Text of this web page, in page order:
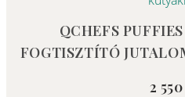
QCHEFS
FOGTISZTÍTÓ
2